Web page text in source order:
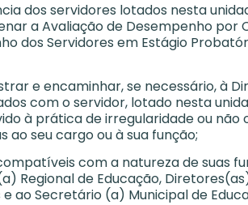
dos servidores lotados nesta
a Avaliação de Desempenho por
dos Servidores em Estágio
e encaminhar, se necessário, à
com o servidor, lotado nesta
à prática de irregularidade ou não
ao seu cargo ou à sua função;
com a natureza de suas
Regional de Educação,
ao Secretário (a) Municipal de